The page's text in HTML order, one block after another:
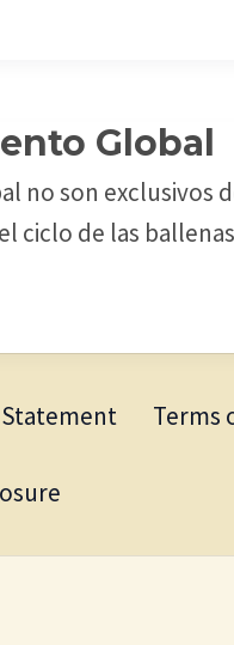
Global
no son exclusivos
ciclo de las
Statement Terms